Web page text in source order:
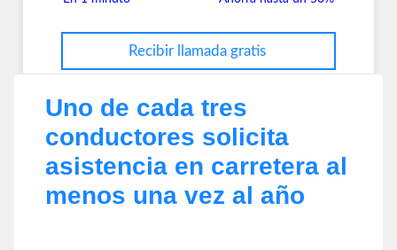
Recibir llamada gratis
Uno de cada tres
conductores solicita
asistencia en carretera al
menos una vez al año